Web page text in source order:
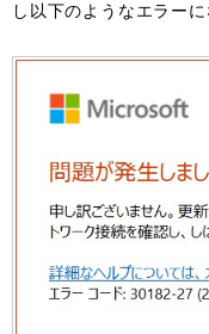
し以下のようなエラー